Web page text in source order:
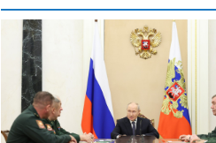
В Белгородской
новых атаках ВСУ
еще четыре человека
Александр Лукашенко о
работе Белкоопсоюза:
так, это жуть»